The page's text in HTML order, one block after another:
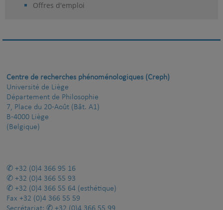
Offres d'emploi
Centre de recherches phénoménologiques (Creph)
Université de Liège
Département de Philosophie
7, Place du 20-Août (Bât. A1)
B-4000 Liège
(Belgique)
+32 (0)4 366 95 16
+32 (0)4 366 55 93
+32 (0)4 366 55 64 (esthétique)
Fax +32 (0)4 366 55 59